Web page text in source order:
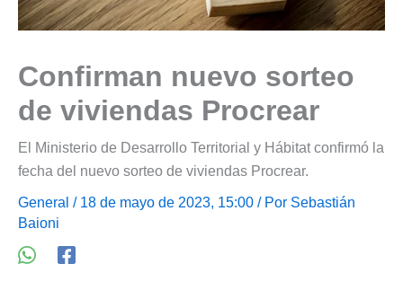
Confirman nuevo sorteo
de viviendas Procrear
El Ministerio de Desarrollo Territorial y Hábitat confirmó la
fecha del nuevo sorteo de viviendas Procrear.
General / 18 de mayo de 2023, 15:00 / Por Sebastián
Baioni